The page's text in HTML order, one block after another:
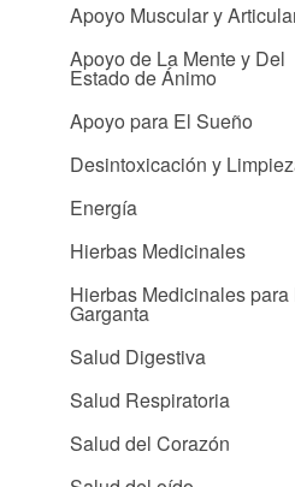
pantalla;
accesibilidad.
Apoyo Muscular y
Apoyo de La Mente y Del
Estado de Ánimo
Apoyo para El Sueño
Desintoxicación y
Energía
Hierbas Medicinales
Hierbas Medicinales para
Garganta
Salud Digestiva
Salud Respiratoria
Salud del Corazón